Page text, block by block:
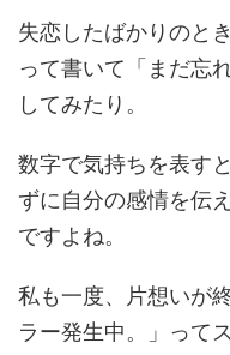
失恋したばかりのと
って書いて「まだ忘
してみたり。
数字で気持ちを表す
ずに自分の感情を伝
ですよね。
私も一度、片想いが
ラー発生中。」って